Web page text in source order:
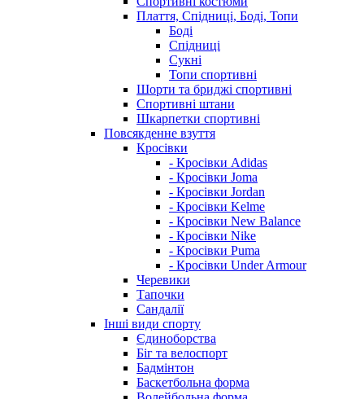
Плаття, Спідниці, Боді, Топи
Боді
Спідниці
Сукні
Топи спортивні
Шорти та бриджі спортивні
Спортивні штани
Шкарпетки спортивні
Повсякденне взуття
Кросівки
- Кросівки Adidas
- Кросівки Joma
- Кросівки Jordan
- Кросівки Kelme
- Кросівки New Balance
- Кросівки Nike
- Кросівки Puma
- Кросівки Under Armour
Черевики
Тапочки
Сандалії
Інші види спорту
Єдиноборства
Біг та велоспорт
Бадмінтон
Баскетбольна форма